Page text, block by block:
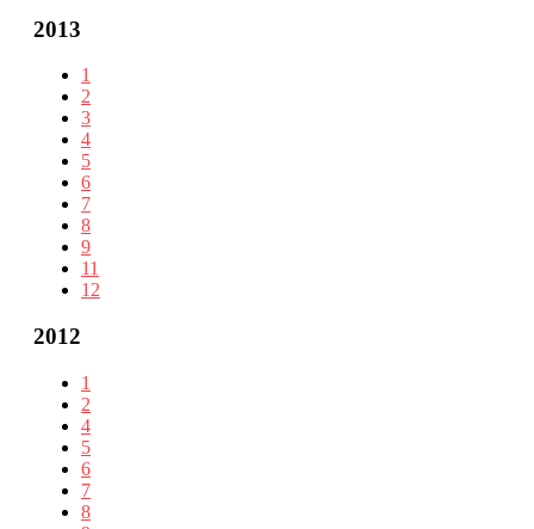
2013
1
2
3
4
5
6
7
8
9
11
12
2012
1
2
4
5
6
7
8